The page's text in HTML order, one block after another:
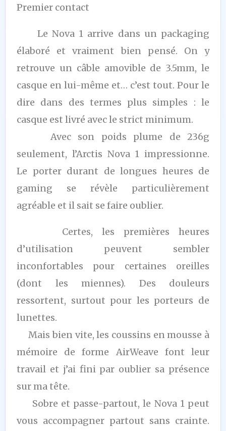
Premier contact
Le Nova 1 arrive dans un packaging
élaboré et vraiment bien pensé. On y
retrouve un câble amovible de 3.5mm, le
casque en lui-même et… c’est tout. Pour le
dire dans des termes plus simples : le
casque est livré avec le strict minimum.
Avec son poids plume de 236g
seulement, l’Arctis Nova 1 impressionne.
Le porter durant de longues heures de
gaming se révèle particulièrement
agréable et il sait se faire oublier.
Certes, les premières heures
d’utilisation peuvent sembler
inconfortables pour certaines oreilles
(dont les miennes). Des douleurs
ressortent, surtout pour les porteurs de
lunettes.
Mais bien vite, les coussins en mousse à
mémoire de forme AirWeave font leur
travail et j’ai fini par oublier sa présence
sur ma tête.
Sobre et passe-partout, le Nova 1 peut
vous accompagner partout sans crainte.